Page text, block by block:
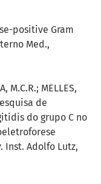
positive Gram
Med.,
M.C.R.; MELLES,
de
do grupo C no
Inst. Adolfo Lutz,